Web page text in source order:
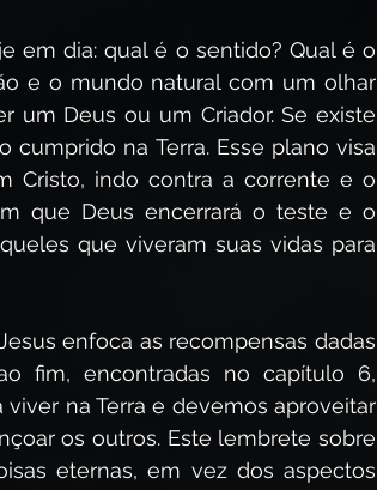
em dia: qual é o sentido? Qual é o
e o mundo natural com um olhar
um Deus ou um Criador. Se existe
na Terra. Esse plano visa
Cristo, indo contra a corrente e o
que Deus encerrará o teste e o
que viveram suas vidas para
enfoca as recompensas dadas
fim, encontradas no capítulo 6,
viver na Terra e devemos aproveitar
os outros. Este lembrete sobre
eternas, em vez dos aspectos